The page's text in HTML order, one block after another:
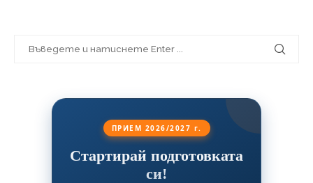
ПРИЕМ 2026/2027 г.
Стартирай подготовката
си!